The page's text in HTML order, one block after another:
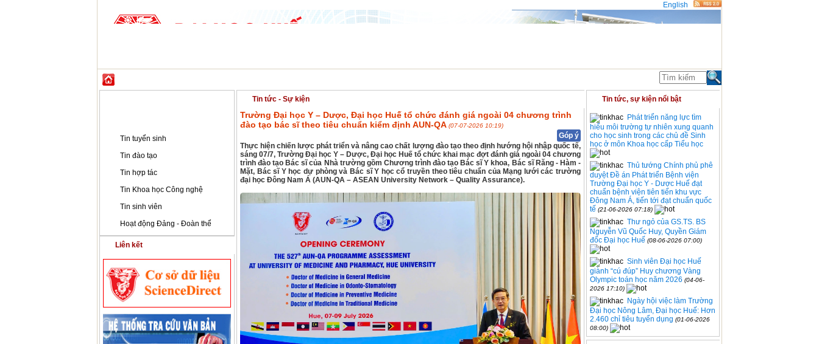
English
Tin tuyển sinh
Tin đào tạo
Tin hợp tác
Tin Khoa học Công nghệ
Tin sinh viên
Hoạt động Đảng - Đoàn thể
Liên kết
Tin tức - Sự kiện
Trường Đại học Y – Dược, Đại học Huế tổ chức đánh giá ngoài 04 chương trình
đào tạo bác sĩ theo tiêu chuẩn kiểm định AUN-QA (07-07-2026 10:19)
Góp ý
Thực hiện chiến lược phát triển và nâng cao chất lượng đào tạo theo định hướng hội nhập quốc tế,
sáng 07/7, Trường Đại học Y – Dược, Đại học Huế tổ chức khai mạc đợt đánh giá ngoài 04 chương
trình đào tạo Bác sĩ của Nhà trường gồm Chương trình đào tạo Bác sĩ Y khoa, Bác sĩ Răng - Hàm -
Mặt, Bác sĩ Y học dự phòng và Bác sĩ Y học cổ truyền theo tiêu chuẩn của Mạng lưới các trường
đại học Đông Nam Á (AUN-QA – ASEAN University Network – Quality Assurance).
Tin tức, sự kiện nổi bật
Phát triển năng lực tìm
hiểu môi trường tự nhiên xung quanh
cho học sinh trong các chủ đề Sinh
học ở môn Khoa học cấp Tiểu học
Thủ tướng Chính phủ phê
duyệt Đề án Phát triển Bệnh viện
Trường Đại học Y - Dược Huế đạt
chuẩn bệnh viện tiên tiến khu vực
Đông Nam Á, tiến tới đạt chuẩn quốc
tế (21-06-2026 07:18)
Thư ngỏ của GS.TS. BS
Nguyễn Vũ Quốc Huy, Quyền Giám
đốc Đại học Huế (08-06-2026 07:00)
Sinh viên Đại học Huế
giành “cú đúp” Huy chương Vàng
Olympic toán học năm 2026 (04-06-
2026 17:10)
Ngày hội việc làm Trường
Đại học Nông Lâm, Đại học Huế: Hơn
2.460 chỉ tiêu tuyển dụng (01-06-2026
08:00)